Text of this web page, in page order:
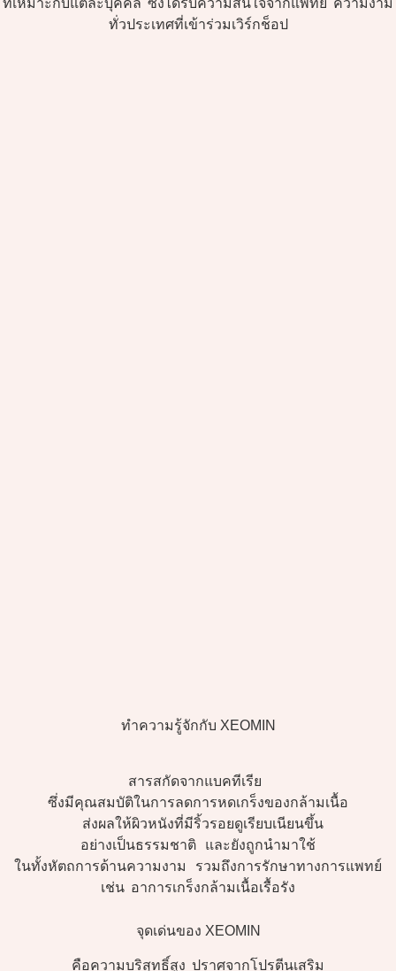
ทั่วประเทศที่เข้าร่วมเวิร์กช็อป
ทำความรู้จักกับ XEOMIN
สารสกัดจากแบคทีเรีย
ซึ่งมีคุณสมบัติในการลดการหดเกร็งของกล้ามเนื้อ
ส่งผลให้ผิวหนังที่มีริ้วรอยดูเรียบเนียนขึ้น
อย่างเป็นธรรมชาติ และยังถูกนำมาใช้
ในทั้งหัตถการด้านความงาม รวมถึงการรักษาทางการแพทย์
เช่น อาการเกร็งกล้ามเนื้อเรื้อรัง
จุดเด่นของ XEOMIN
คือความบริสุทธิ์สูง ปราศจากโปรตีนเสริม